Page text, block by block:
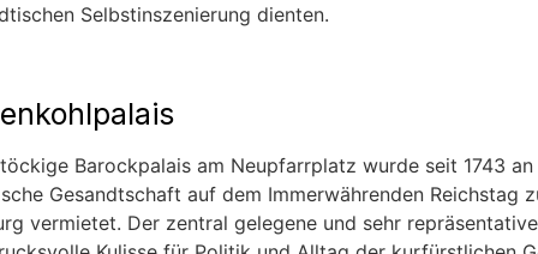
Selbstinszenierung dienten.
Barockpalais am Neupfarrplatz wurde seit 1743
Gesandtschaft auf dem Immerwährenden Reichstag
vermietet. Der zentral gelegene und sehr